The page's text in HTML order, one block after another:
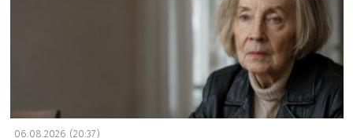
06.08.2026 (20:37)